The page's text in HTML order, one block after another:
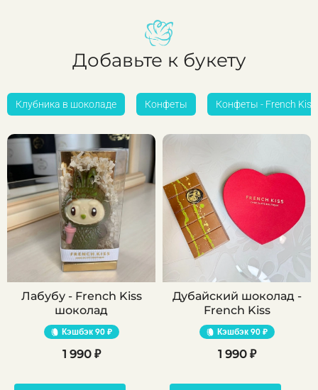
Добавьте к букету
Клубника в шоколаде Конфеты Конфеты - French Kiss
Лабубу - French Kiss
шоколад
Кэшбэк90 ₽
1 990 ₽
Дубайский шоколад -
French Kiss
Кэшбэк90 ₽
1 990 ₽